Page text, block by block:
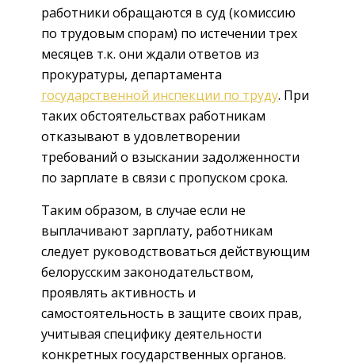
работники обращаются в суд (комиссию
по трудовым спорам) по истечении трех
месяцев т.к. они ждали ответов из
прокуратуры, департамента
государственной инспекции по труду. При
таких обстоятельствах работникам
отказывают в удовлетворении
требований о взыскании задолженности
по зарплате в связи с пропуском срока.
Таким образом, в случае если не
выплачивают зарплату, работникам
следует руководствоваться действующим
белорусским законодательством,
проявлять активность и
самостоятельность в защите своих прав,
учитывая специфику деятельности
конкретных государственных органов.